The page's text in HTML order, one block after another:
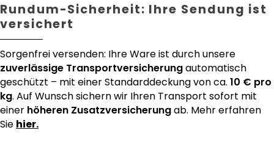
Rundum-Sicherheit: Ihre Sendung ist
versichert
Sorgenfrei versenden: Ihre Ware ist durch unsere
zuverlässige Transportversicherungautomatisch
geschützt – mit einer Standarddeckung von ca. 10 € pro
kg. Auf Wunsch sichern wir Ihren Transport sofort mit
einer höheren Zusatzversicherungab. Mehr erfahren
Sie hier.